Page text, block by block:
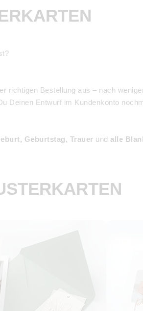
richtigen Bestellung aus – nach
Entwurf im Kundenkonto
Geburtstag, Trauer und alle